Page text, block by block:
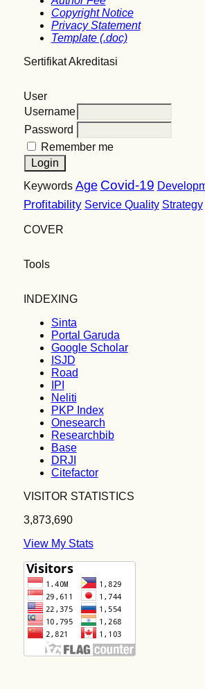
Copyright Notice
Privacy Statement
Template (.doc)
Sertifikat Akreditasi
User
Username
Password
Remember me
Keywords Age Covid-19
Profitability Service Quality Strategy
COVER
Tools
INDEXING
Sinta
Portal Garuda
Google Scholar
ISJD
Road
IPI
Neliti
PKP Index
Onesearch
Researchbib
Base
DRJI
Citefactor
VISITOR STATISTICS
3,873,690
View My Stats